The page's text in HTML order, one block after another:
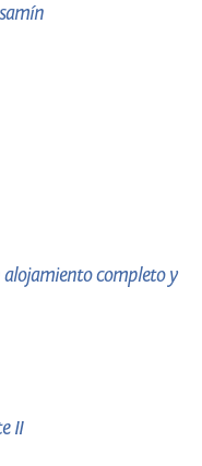
alojamiento completo y
II